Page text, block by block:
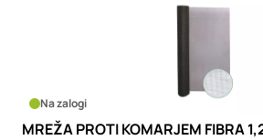
Na zalogi
MREŽA PROTI KOMARJEM FIBRA